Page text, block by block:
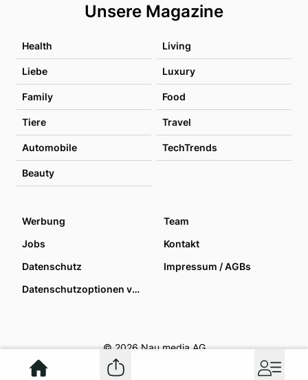
Unsere Magazine
Health Living
Liebe Luxury
Family Food
Tiere Travel
Automobile TechTrends
Beauty
Werbung
Team
Jobs
Kontakt
Datenschutz
Impressum / AGBs
Datenschutzoptionen verwalten
© 2026 Nau media AG